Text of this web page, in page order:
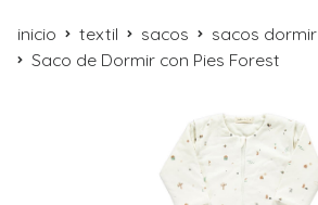
inicio textil sacos
sacos dormir
Saco de Dormir con Pies Forest